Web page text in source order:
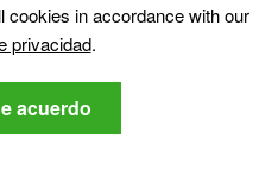
cookies in accordance with our
privacidad.
acuerdo